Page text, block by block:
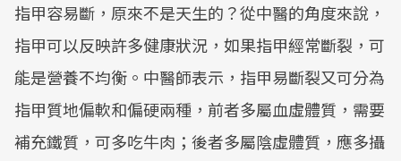
指甲容易斷，原來不是天生的？從中醫的角度來說，
指甲可以反映許多健康狀況，如果指甲經常斷裂，可
能是營養不均衡。中醫師表示，指甲易斷裂又可分為
指甲質地偏軟和偏硬兩種，前者多屬血虛體質，需要
補充鐵質，可多吃牛肉；後者多屬陰虛體質，應多攝